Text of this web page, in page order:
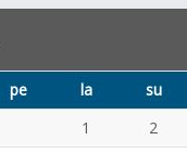
pe la
su
1
2